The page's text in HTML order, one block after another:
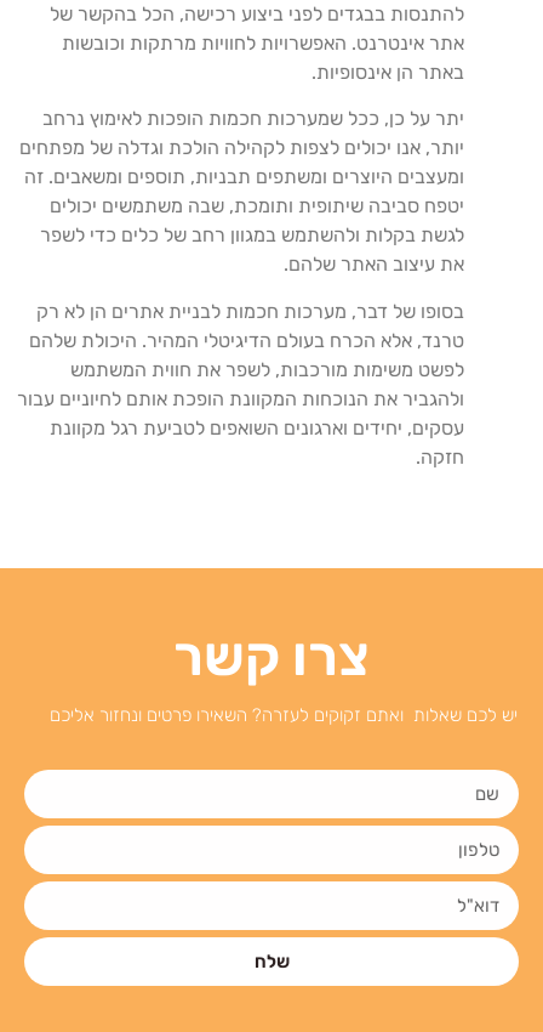
להתנסות בבגדים לפני ביצוע רכישה, הכל בהקשר של
אתר אינטרנט. האפשרויות לחוויות מרתקות וכובשות
באתר הן אינסופיות.
יתר על כן, ככל שמערכות חכמות הופכות לאימוץ נרחב
יותר, אנו יכולים לצפות לקהילה הולכת וגדלה של מפתחים
ומעצבים היוצרים ומשתפים תבניות, תוספים ומשאבים. זה
יטפח סביבה שיתופית ותומכת, שבה משתמשים יכולים
לגשת בקלות ולהשתמש במגוון רחב של כלים כדי לשפר
את עיצוב האתר שלהם.
בסופו של דבר, מערכות חכמות לבניית אתרים הן לא רק
טרנד, אלא הכרח בעולם הדיגיטלי המהיר. היכולת שלהם
לפשט משימות מורכבות, לשפר את חווית המשתמש
ולהגביר את הנוכחות המקוונת הופכת אותם לחיוניים עבור
עסקים, יחידים וארגונים השואפים לטביעת רגל מקוונת
חזקה.
צרו קשר
יש לכם שאלות ואתם זקוקים לעזרה? השאירו פרטים ונחזור אליכם
שלח